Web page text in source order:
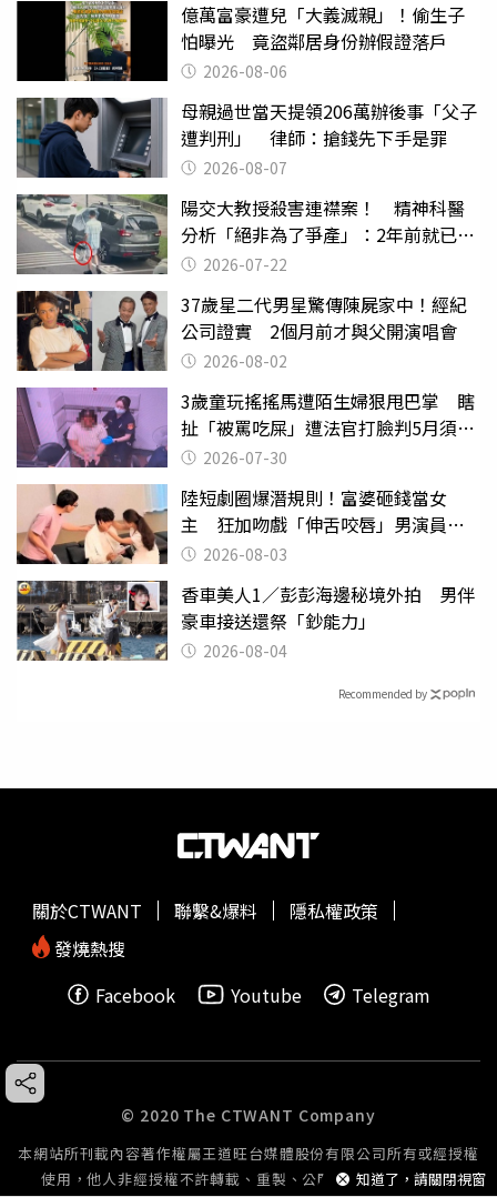
億萬富豪遭兒「大義滅親」！偷生子
怕曝光 竟盜鄰居身份辦假證落戶
2026-08-06
母親過世當天提領206萬辦後事「父子
遭判刑」 律師：搶錢先下手是罪
2026-08-07
陽交大教授殺害連襟案！ 精神科醫
分析「絕非為了爭產」：2年前就已言
行詭異
2026-07-22
37歲星二代男星驚傳陳屍家中！經紀
公司證實 2個月前才與父開演唱會
2026-08-02
3歲童玩搖搖馬遭陌生婦狠甩巴掌 瞎
扯「被罵吃屎」遭法官打臉判5月須入
監 2026-07-30
陸短劇圈爆潛規則！富婆砸錢當女
主 狂加吻戲「伸舌咬唇」男演員崩
潰 2026-08-03
香車美人1／彭彭海邊秘境外拍 男伴
豪車接送還祭「鈔能力」
2026-08-04
Recommended by
知道了，請關閉視窗
關於CTWANT 聯繫&爆料
隱私權政策
發燒熱搜
Facebook
Youtube Telegram
© 2020 The CTWANT Company
本網站所刊載內容著作權屬王道旺台媒體股份有限公司所有或經授權
使用，他人非經授權不許轉載、重製、公開播送或公開傳輸。